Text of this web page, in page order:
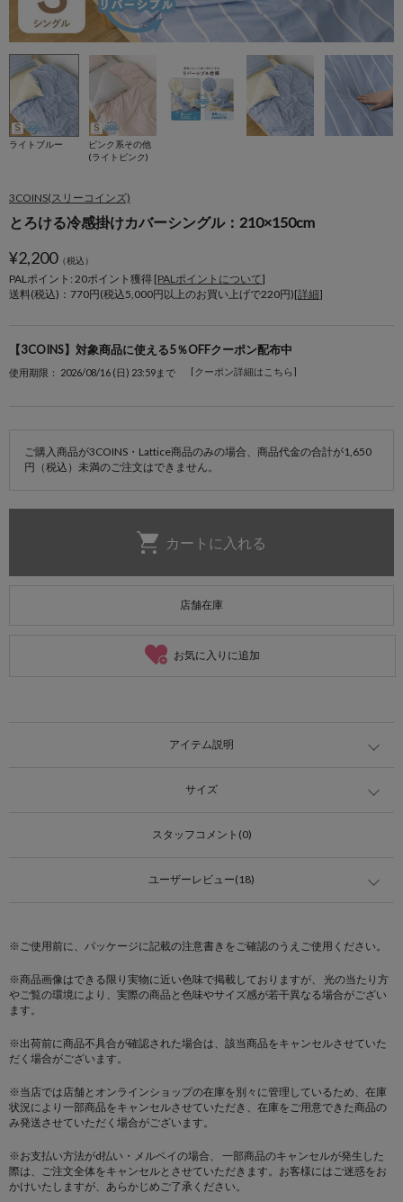
ライトブルー
ピンク系その他
(ライトピンク)
3COINS(スリーコインズ)
とろける冷感掛けカバーシングル：210×150cm
¥2,200（税込）
PALポイント: 20ポイント獲得 [PALポイントについて]
送料(税込)：770円(税込5,000円以上のお買い上げで220円)[詳細]
【3COINS】対象商品に使える5％OFFクーポン配布中
使用期限： 2026/08/16 (日) 23:59まで [クーポン詳細はこちら]
ご購入商品が3COINS・Lattice商品のみの場合、商品代金の合計が1,650
円（税込）未満のご注文はできません。
店舗在庫
お気に入りに追加
アイテム説明
サイズ
スタッフコメント(0)
ユーザーレビュー(18)
※ご使用前に、パッケージに記載の注意書きをご確認のうえご使用ください。
※商品画像はできる限り実物に近い色味で掲載しておりますが、 光の当たり方
やご覧の環境により、実際の商品と色味やサイズ感が若干異なる場合がござい
ます。
※出荷前に商品不具合が確認された場合は、該当商品をキャンセルさせていた
だく場合がございます。
※当店では店舗とオンラインショップの在庫を別々に管理しているため、在庫
状況により一部商品をキャンセルさせていただき、在庫をご用意できた商品の
み発送させていただく場合がございます。
※お支払い方法がd払い・メルペイの場合、 一部商品のキャンセルが発生した
際は、ご注文全体をキャンセルとさせていただきます。お客様にはご迷惑をお
かけいたしますが、あらかじめご了承ください。